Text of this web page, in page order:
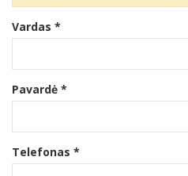
Vardas *
Pavardė *
Telefonas *